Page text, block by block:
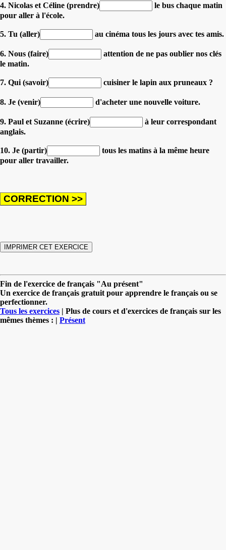
4. Nicolas et Céline (prendre)
le bus chaque matin
pour aller à l'école.
5. Tu (aller) au cinéma tous les jours avec tes amis.
6. Nous (faire)
attention de ne pas oublier nos clés
le matin.
7. Qui (savoir) cuisiner le lapin aux pruneaux ?
8. Je (venir) d'acheter une nouvelle voiture.
9. Paul et Suzanne (écrire)
à leur correspondant
anglais.
10. Je (partir)
tous les matins à la même heure
pour aller travailler.
Fin de l'exercice de français "Au présent"
Un exercice de français gratuit pour apprendre le français ou se
perfectionner.
Tous les exercices | Plus de cours et d'exercices de français sur les
mêmes thèmes : | Présent